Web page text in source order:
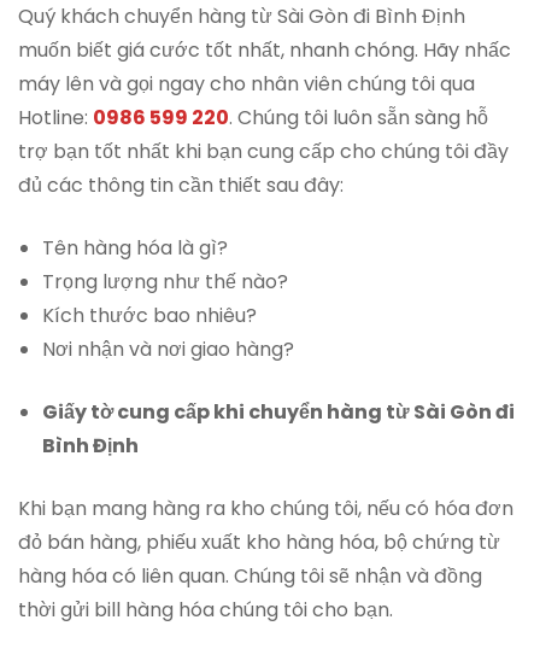
Quý khách chuyển hàng từ Sài Gòn đi Bình Định
muốn biết giá cước tốt nhất, nhanh chóng. Hãy nhấc
máy lên và gọi ngay cho nhân viên chúng tôi qua
Hotline: 0986 599 220. Chúng tôi luôn sẵn sàng hỗ
trợ bạn tốt nhất khi bạn cung cấp cho chúng tôi đầy
đủ các thông tin cần thiết sau đây:
Tên hàng hóa là gì?
Trọng lượng như thế nào?
Kích thước bao nhiêu?
Nơi nhận và nơi giao hàng?
Giấy tờ cung cấp khi chuyển hàng từ Sài Gòn đi
Bình Định
Khi bạn mang hàng ra kho chúng tôi, nếu có hóa đơn
đỏ bán hàng, phiếu xuất kho hàng hóa, bộ chứng từ
hàng hóa có liên quan. Chúng tôi sẽ nhận và đồng
thời gửi bill hàng hóa chúng tôi cho bạn.